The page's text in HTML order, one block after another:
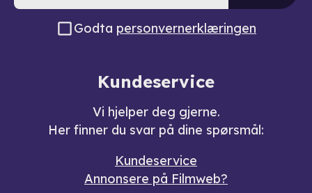
Godta personvernerklæringen
Kundeservice
Vi hjelper deg gjerne.
Her finner du svar på dine spørsmål:
Kundeservice
Annonsere på Filmweb?